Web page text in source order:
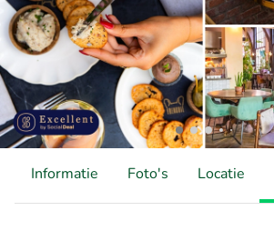
Informatie Foto's Locatie